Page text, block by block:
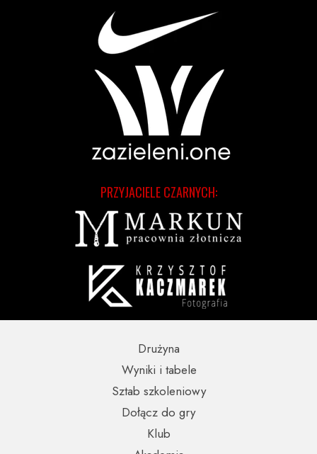
PRZYJACIELE CZARNYCH:
Wyniki i tabele
Sztab szkoleniowy
Dołącz do gry
Drużyna
Klub